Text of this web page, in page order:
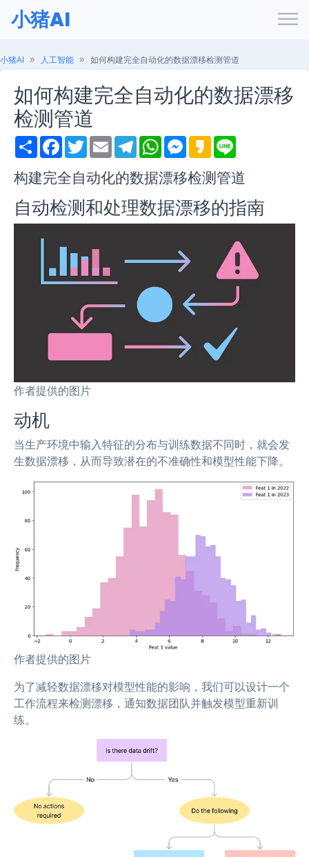
小猪AI
小猪AI 人工智能 如何构建完全自动化的数据漂移检测管道
如何构建完全自动化的数据漂移
检测管道
S
h
r
e
F
a
e
b
o
k
T
w
t
t
e
r
E
m
i
l
T
e
e
g
r
a
m
W
h
t
s
A
p
p
M
e
s
e
n
g
e
K
a
a
o
e
构建完全自动化的数据漂移检测管道
自动检测和处理数据漂移的指南
作者提供的图片
动机
当生产环境中输入特征的分布与训练数据不同时，就会发
生数据漂移，从而导致潜在的不准确性和模型性能下降。
作者提供的图片
为了减轻数据漂移对模型性能的影响，我们可以设计一个
工作流程来检测漂移，通知数据团队并触发模型重新训
练。